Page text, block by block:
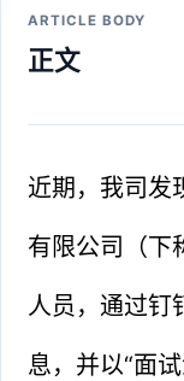
ARTICLE BODY
正文
近期，我司发
有限公司（下
人员，通过钉
息，并以“面